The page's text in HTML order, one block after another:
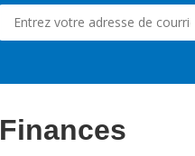
Finances